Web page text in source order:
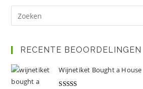
RECENTE BEOORDELINGEN
Wijnetiket Bought a House